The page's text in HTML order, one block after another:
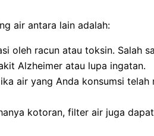
air antara lain adalah:
oleh racun atau toksin. Salah
Alzheimer atau lupa ingatan.
air yang Anda konsumsi telah
kotoran, filter air juga dapat